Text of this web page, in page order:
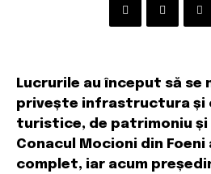
Lucrurile au început să se
privește infrastructura și
turistice, de patrimoniu și
Conacul Mocioni din
complet, iar acum